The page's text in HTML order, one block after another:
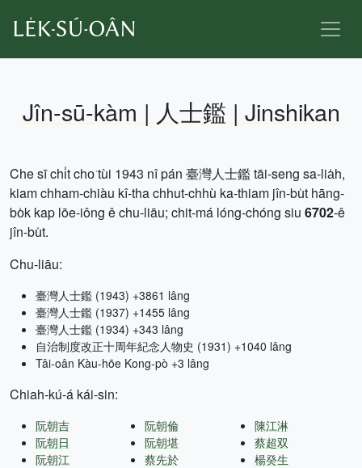
Jîn-sū-kàm | 人士鑑 | Jinshikan
Che sī chi̍t cho͘ tùi 1943 nî pán 臺灣人士鑑 tāi-seng sa-lia̍h,
kiam chham-chiàu kî-tha chhut-chhù ka-thiam jîn-bu̍t hāng-
bo̍k kap lōe-iông ê chu-liāu; chit-má lóng-chóng siu 6702-ê
jîn-bu̍t.
Chu-liāu:
臺灣人士鑑 (1943) +3861 lâng
臺灣人士鑑 (1937) +1455 lâng
臺灣人士鑑 (1934) +343 lâng
自治制度改正十周年紀念人物史 (1931) +1040 lâng
Tâi-oân Kàu-hōe Kong-pò +3 lâng
Chiah-kú-á kái-sin:
阮朝吉
阮朝日
阮朝江
阮朝倫
阮朝堪
蔡先於
陳江淋
蔡超双
楊癸生